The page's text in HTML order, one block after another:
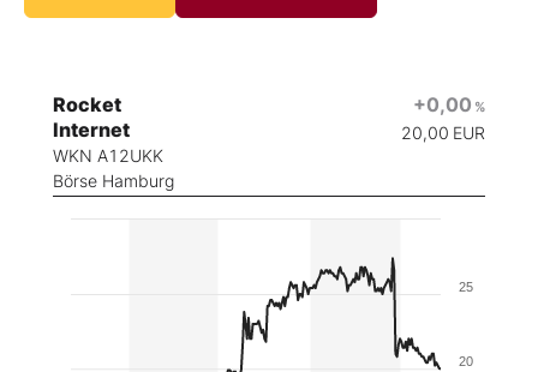
Rocket
Internet
WKN A12UKK
Börse Hamburg
+0,00 %
20,00 EUR
20
25